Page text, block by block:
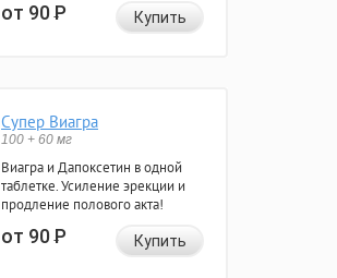
от 90Р Купить
Супер Виагра
100 + 60 мг
Виагра и Дапоксетин в одной
таблетке. Усиление эрекции и
продление полового акта!
от 90Р Купить